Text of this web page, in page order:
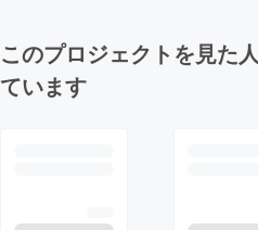
このプロジェクトを見た
ています